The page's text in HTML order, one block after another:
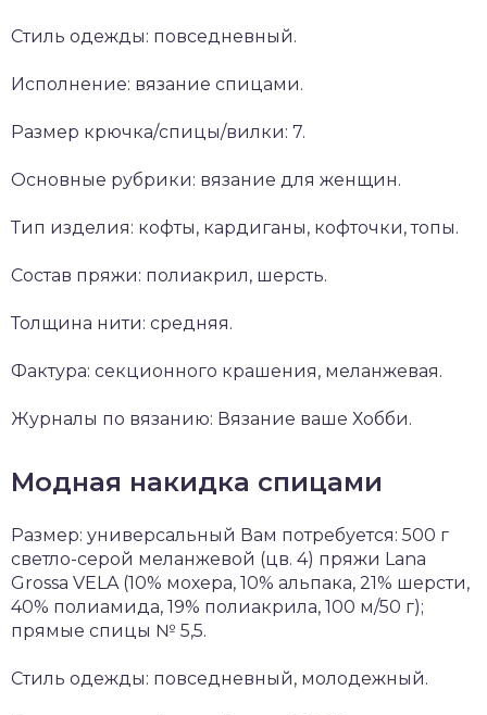
Стиль одежды: повседневный.
Исполнение: вязание спицами.
Размер крючка/спицы/вилки: 7.
Основные рубрики: вязание для женщин.
Тип изделия: кофты, кардиганы, кофточки, топы.
Состав пряжи: полиакрил, шерсть.
Толщина нити: средняя.
Фактура: секционного крашения, меланжевая.
Журналы по вязанию: Вязание ваше Хобби.
Модная накидка спицами
Размер: универсальный Вам потребуется: 500 г
светло-серой меланжевой (цв. 4) пряжи Lana
Grossa VELA (10% мохера, 10% альпака, 21% шерсти,
40% полиамида, 19% полиакрила, 100 м/50 г);
прямые спицы № 5,5.
Стиль одежды: повседневный, молодежный.